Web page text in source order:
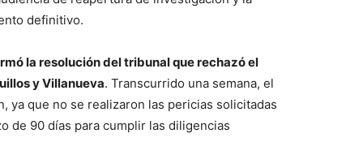
definitivo.
la resolución del tribunal que rechazó el
y Villanueva. Transcurrido una semana, el
ya que no se realizaron las pericias solicitadas
de 90 días para cumplir las diligencias